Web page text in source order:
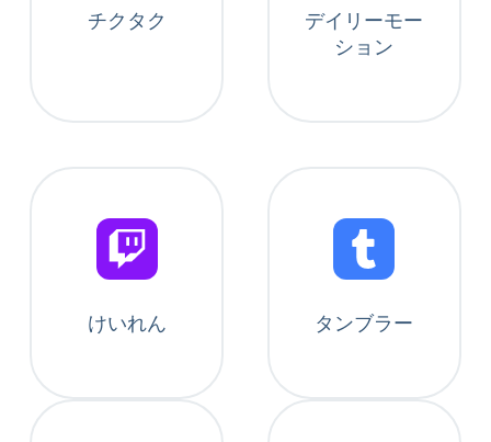
チクタク
デイリーモー
ション
けいれん タンブラー